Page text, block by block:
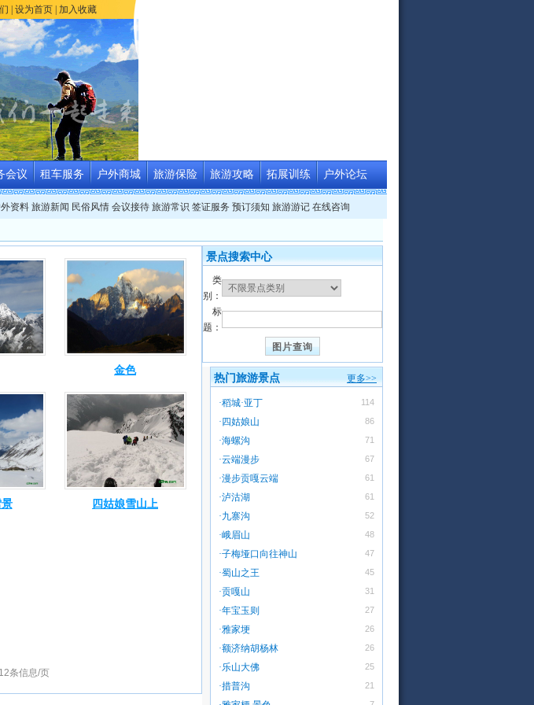
设为首页 加入收藏
会议 租车服务 户外商城 旅游保险 旅游攻略 拓展训练 户外论坛
外资料 旅游新闻 民俗风情 会议接待 旅游常识 签证服务 预订须知 旅游游记 在线咨询
金色
四姑娘雪山上
12条信息/页
景点搜索中心
类
别：
标
题：
热门旅游景点 更多>>
·稻城·亚丁 114
· 四姑娘山 86
·海螺沟 71
·云端漫步 67
·漫步贡嘎云端 61
·泸沽湖 61
·九寨沟 52
·峨眉山 48
·子梅垭口向往神山 47
·蜀山之王 45
·贡嘎山 31
·年宝玉则 27
·雅家埂 26
·额济纳胡杨林 26
·乐山大佛 25
·措普沟 21